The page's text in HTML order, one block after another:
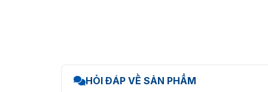
Mua đầu đọc mã vạch QRCode
HỎI ĐÁP VỀ SẢN PHẨM